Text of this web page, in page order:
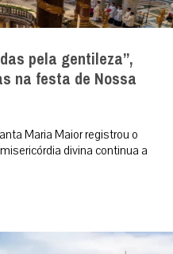
pela gentileza”,
na festa de Nossa
Maria Maior registrou o
divina continua a